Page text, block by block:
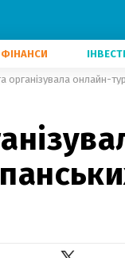
ФІНАНСИ
організувала онлайн-